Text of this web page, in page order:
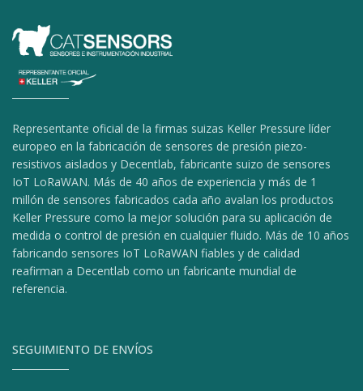
Representante oficial de la firmas suizas Keller Pressure líder
europeo en la fabricación de sensores de presión piezo-
resistivos aislados y Decentlab, fabricante suizo de sensores
IoT LoRaWAN. Más de 40 años de experiencia y más de 1
millón de sensores fabricados cada año avalan los productos
Keller Pressure como la mejor solución para su aplicación de
medida o control de presión en cualquier fluido. Más de 10 años
fabricando sensores IoT LoRaWAN fiables y de calidad
reafirman a Decentlab como un fabricante mundial de
referencia.
SEGUIMIENTO DE ENVÍOS